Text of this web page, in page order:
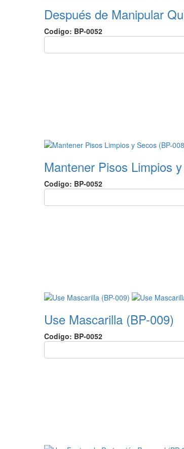
Después de Manipular
Codigo: BP-0052
Mantener Pisos Limpios
Codigo: BP-0052
Use Mascarilla (BP-009)
Codigo: BP-0052